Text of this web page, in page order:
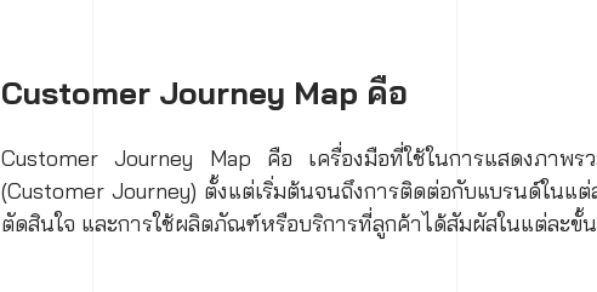
Customer Journey Map คือ
Customer Journey Map คือ เครื่องมือที่ใช้ในการแสดงภาพรว
(Customer Journey) ตั้งแต่เริ่มต้นจนถึงการติดต่อกับแบรนด์ในแ
ตัดสินใจ และการใช้ผลิตภัณฑ์หรือบริการที่ลูกค้าได้สัมผัสในแต่ละขั้